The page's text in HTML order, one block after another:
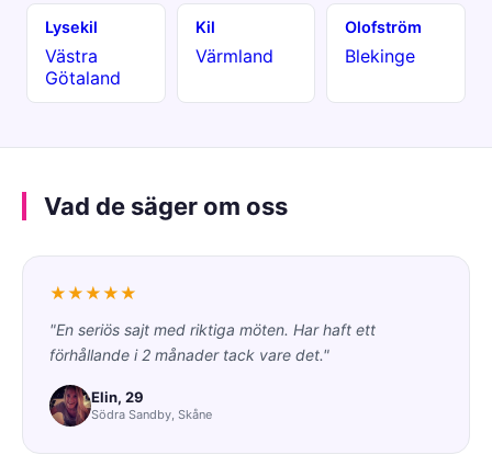
Lysekil
Västra
Götaland
Kil
Värmland
Olofström
Blekinge
Vad de säger om oss
★★★★★
"En seriös sajt med riktiga möten. Har haft ett
förhållande i 2 månader tack vare det."
Elin, 29
Södra Sandby, Skåne